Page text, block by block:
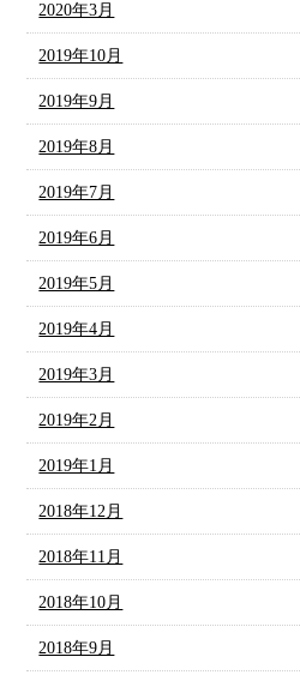
2020年3月
2019年10月
2019年9月
2019年8月
2019年7月
2019年6月
2019年5月
2019年4月
2019年3月
2019年2月
2019年1月
2018年12月
2018年11月
2018年10月
2018年9月